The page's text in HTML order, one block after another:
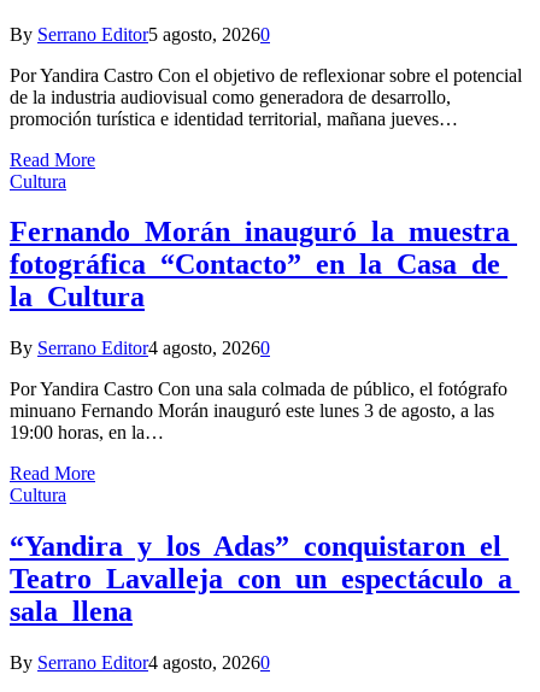
By Serrano Editor5 agosto, 20260
Por Yandira Castro Con el objetivo de reflexionar sobre el potencial
de la industria audiovisual como generadora de desarrollo,
promoción turística e identidad territorial, mañana jueves…
Read More
Cultura
Fernando Morán inauguró la muestra
fotográfica “Contacto” en la Casa de
la Cultura
By Serrano Editor4 agosto, 20260
Por Yandira Castro Con una sala colmada de público, el fotógrafo
minuano Fernando Morán inauguró este lunes 3 de agosto, a las
19:00 horas, en la…
Read More
Cultura
“Yandira y los Adas” conquistaron el
Teatro Lavalleja con un espectáculo a
sala llena
By Serrano Editor4 agosto, 20260